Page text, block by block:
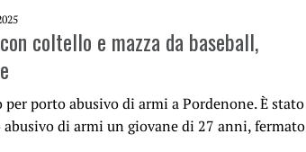
coltello e mazza da baseball,
porto abusivo di armi a Pordenone. È stato
di armi un giovane di 27 anni, fermato